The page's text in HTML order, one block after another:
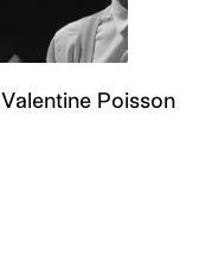
Valentine Poisson